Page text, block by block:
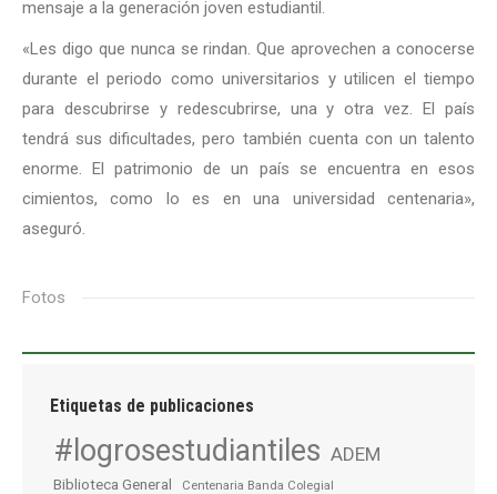
mensaje a la generación joven estudiantil.
«Les digo que nunca se rindan. Que aprovechen a conocerse
durante el periodo como universitarios y utilicen el tiempo
para descubrirse y redescubrirse, una y otra vez. El país
tendrá sus dificultades, pero también cuenta con un talento
enorme. El patrimonio de un país se encuentra en esos
cimientos, como lo es en una universidad centenaria»,
aseguró.
Fotos
Etiquetas de publicaciones
#logrosestudiantiles ADEM
Biblioteca General Centenaria Banda Colegial